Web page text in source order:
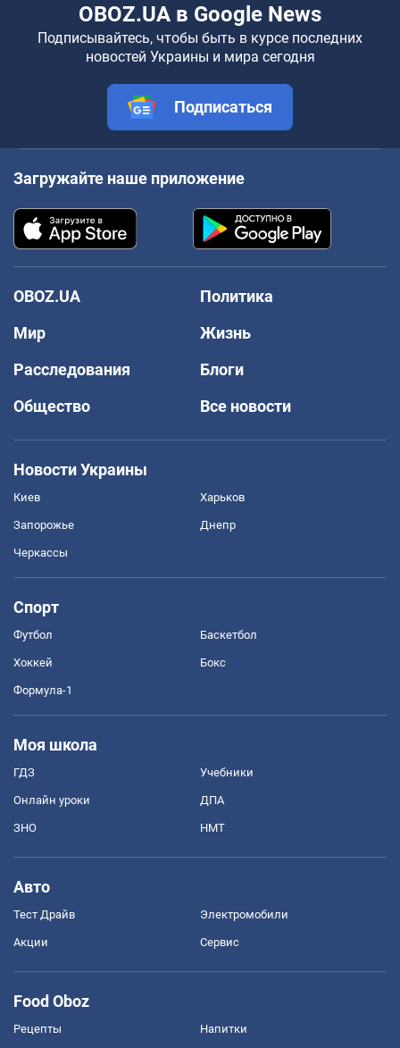
OBOZ.UA в Google News
Подписывайтесь, чтобы быть в курсе последних
новостей Украины и мира сегодня
Подписаться
Загружайте наше приложение
OBOZ.UA
Политика
Мир
Жизнь
Расследования
Блоги
Общество
Все новости
Новости Украины
Киев Харьков
Запорожье Днепр
Черкассы
Спорт
Футбол Баскетбол
Хоккей Бокс
Формула-1
Моя школа
ГДЗ Учебники
Онлайн уроки ДПА
ЗНО НМТ
Авто
Тест Драйв Электромобили
Акции Сервис
Food Oboz
Рецепты Напитки